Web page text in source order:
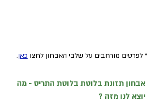
* לפרטים מורחבים על שלבי האבחון לחצו כאן.
אבחון תזונת בלוטת בלוטת התריס - מה
יוצא לנו מזה ?